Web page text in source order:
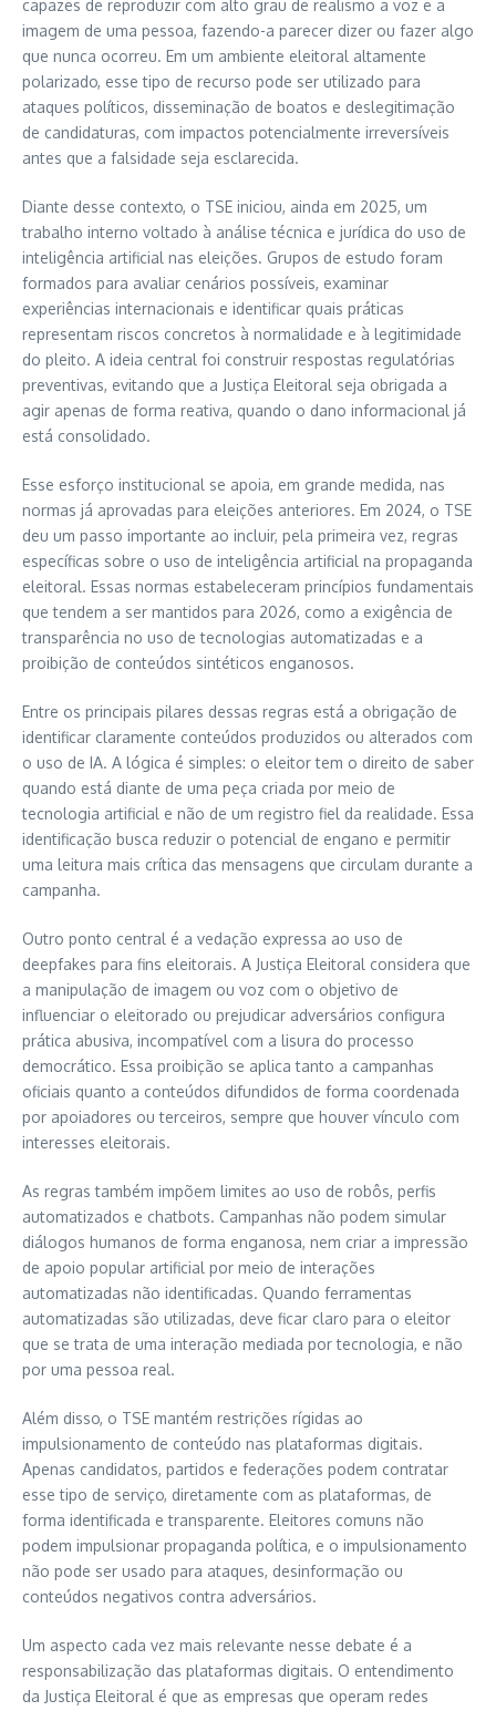
capazes de reproduzir com alto grau de realismo a voz e a
imagem de uma pessoa, fazendo-a parecer dizer ou fazer algo
que nunca ocorreu. Em um ambiente eleitoral altamente
polarizado, esse tipo de recurso pode ser utilizado para
ataques políticos, disseminação de boatos e deslegitimação
de candidaturas, com impactos potencialmente irreversíveis
antes que a falsidade seja esclarecida.
Diante desse contexto, o TSE iniciou, ainda em 2025, um
trabalho interno voltado à análise técnica e jurídica do uso de
inteligência artificial nas eleições. Grupos de estudo foram
formados para avaliar cenários possíveis, examinar
experiências internacionais e identificar quais práticas
representam riscos concretos à normalidade e à legitimidade
do pleito. A ideia central foi construir respostas regulatórias
preventivas, evitando que a Justiça Eleitoral seja obrigada a
agir apenas de forma reativa, quando o dano informacional já
está consolidado.
Esse esforço institucional se apoia, em grande medida, nas
normas já aprovadas para eleições anteriores. Em 2024, o TSE
deu um passo importante ao incluir, pela primeira vez, regras
específicas sobre o uso de inteligência artificial na propaganda
eleitoral. Essas normas estabeleceram princípios fundamentais
que tendem a ser mantidos para 2026, como a exigência de
transparência no uso de tecnologias automatizadas e a
proibição de conteúdos sintéticos enganosos.
Entre os principais pilares dessas regras está a obrigação de
identificar claramente conteúdos produzidos ou alterados com
o uso de IA. A lógica é simples: o eleitor tem o direito de saber
quando está diante de uma peça criada por meio de
tecnologia artificial e não de um registro fiel da realidade. Essa
identificação busca reduzir o potencial de engano e permitir
uma leitura mais crítica das mensagens que circulam durante a
campanha.
Outro ponto central é a vedação expressa ao uso de
deepfakes para fins eleitorais. A Justiça Eleitoral considera que
a manipulação de imagem ou voz com o objetivo de
influenciar o eleitorado ou prejudicar adversários configura
prática abusiva, incompatível com a lisura do processo
democrático. Essa proibição se aplica tanto a campanhas
oficiais quanto a conteúdos difundidos de forma coordenada
por apoiadores ou terceiros, sempre que houver vínculo com
interesses eleitorais.
As regras também impõem limites ao uso de robôs, perfis
automatizados e chatbots. Campanhas não podem simular
diálogos humanos de forma enganosa, nem criar a impressão
de apoio popular artificial por meio de interações
automatizadas não identificadas. Quando ferramentas
automatizadas são utilizadas, deve ficar claro para o eleitor
que se trata de uma interação mediada por tecnologia, e não
por uma pessoa real.
Além disso, o TSE mantém restrições rígidas ao
impulsionamento de conteúdo nas plataformas digitais.
Apenas candidatos, partidos e federações podem contratar
esse tipo de serviço, diretamente com as plataformas, de
forma identificada e transparente. Eleitores comuns não
podem impulsionar propaganda política, e o impulsionamento
não pode ser usado para ataques, desinformação ou
conteúdos negativos contra adversários.
Um aspecto cada vez mais relevante nesse debate é a
responsabilização das plataformas digitais. O entendimento
da Justiça Eleitoral é que as empresas que operam redes